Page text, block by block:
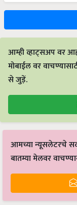
आम्ही व्हाट्सअप वर
मोबाईल वर
से जुड़ें.
आमच्या न्यूसलेटरचे
बातम्या मेलवर